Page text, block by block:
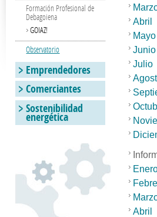
Abril
Mayo
Junio
Julio
Abril
Formación Profesional de
Debagoiena
GOIAZ!
Observatorio
Emprendedores
Comerciantes
Sostenibilidad
energética